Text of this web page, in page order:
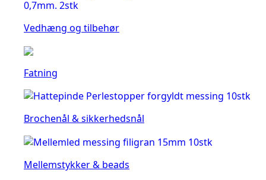
Vedhæng og tilbehør
Fatning
Brochenål & sikkerhedsnål
Mellemstykker & beads